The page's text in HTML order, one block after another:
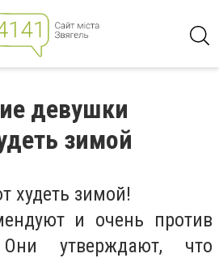
девушки
зимой
худеть зимой!
и очень против
утверждают, что